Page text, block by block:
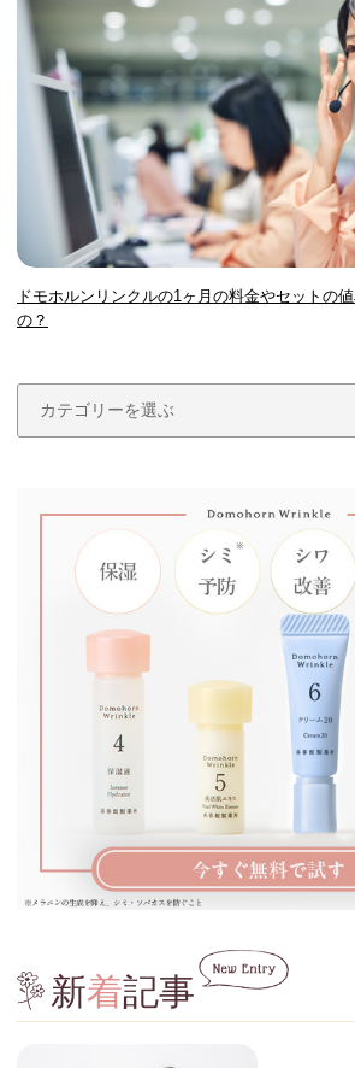
ドモホルンリンクルの1ヶ月の料金やセットの
の？
新着記事